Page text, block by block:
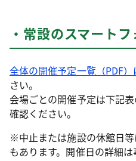
・常設のスマート
全体の開催予定一覧（PDF
さい。
会場ごとの開催予定は下記
確認ください。
※中止または施設の休館日
もあります。開催日の詳細